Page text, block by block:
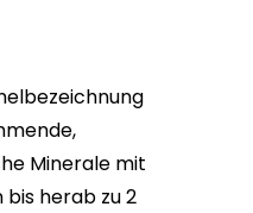
Minerale mit
herab zu 2